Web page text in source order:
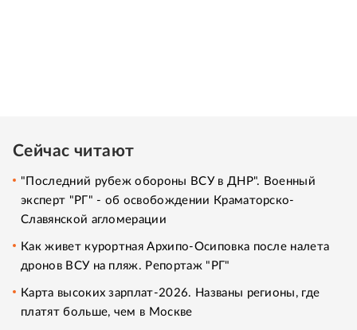
Сейчас читают
"Последний рубеж обороны ВСУ в ДНР". Военный
эксперт "РГ" - об освобождении Краматорско-
Славянской агломерации
Как живет курортная Архипо-Осиповка после налета
дронов ВСУ на пляж. Репортаж "РГ"
Карта высоких зарплат-2026. Названы регионы, где
платят больше, чем в Москве